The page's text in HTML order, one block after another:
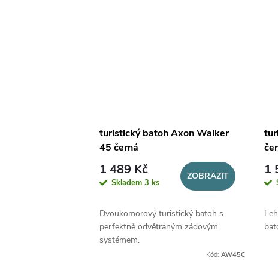
turistický batoh Axon Walker
45 černá
1 489 Kč
Skladem 3 ks
ZOBRAZIT
Dvoukomorový turistický batoh s
perfektně odvětraným zádovým
systémem.
Kód: AW45C
1